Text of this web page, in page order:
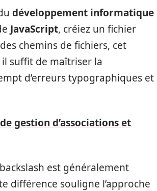
développement informatique
JavaScript, créiez un fichier
chemins de fichiers, cet
suffit de maîtriser la
d’erreurs typographiques et
gestion d’associations et
est généralement
différence souligne l’approche